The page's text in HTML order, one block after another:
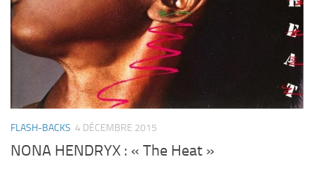
FLASH-BACKS 4 DÉCEMBRE 2015
NONA HENDRYX : « The Heat »